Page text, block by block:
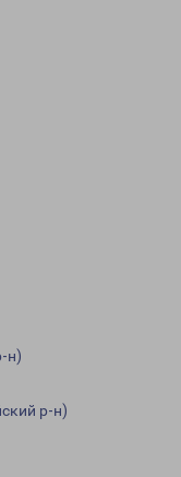
н)
р-н)